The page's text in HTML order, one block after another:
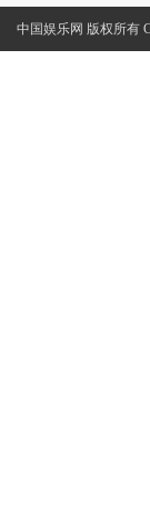
中国娱乐网 版权所有